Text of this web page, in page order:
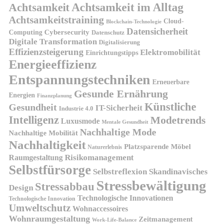
AchtsamkeitAchtsamkeit im Alltag
Achtsamkeitstraining Blockchain-Technologie Cloud-
Computing Cybersecurity Datenschutz Datensicherheit
Digitale Transformation Digitalisierung
Effizienzsteigerung Einrichtungstipps Elektromobilität
Energieeffizienz
Entspannungstechniken Erneuerbare
Energien Finanzplanung Gesunde Ernährung
Gesundheit Industrie 4.0 IT-Sicherheit Künstliche
Intelligenz Luxusmode Mentale Gesundheit Modetrends
Nachhaltige Mobilität Nachhaltige Mode
Nachhaltigkeit Naturerlebnis Platzsparende Möbel
Raumgestaltung Risikomanagement
Selbstfürsorge Selbstreflexion Skandinavisches
Design Stressabbau Stressbewältigung
Technologische Innovation Technologische Innovationen
Umweltschutz Wohnaccessoires
Wohnraumgestaltung Work-Life-Balance Zeitmanagement